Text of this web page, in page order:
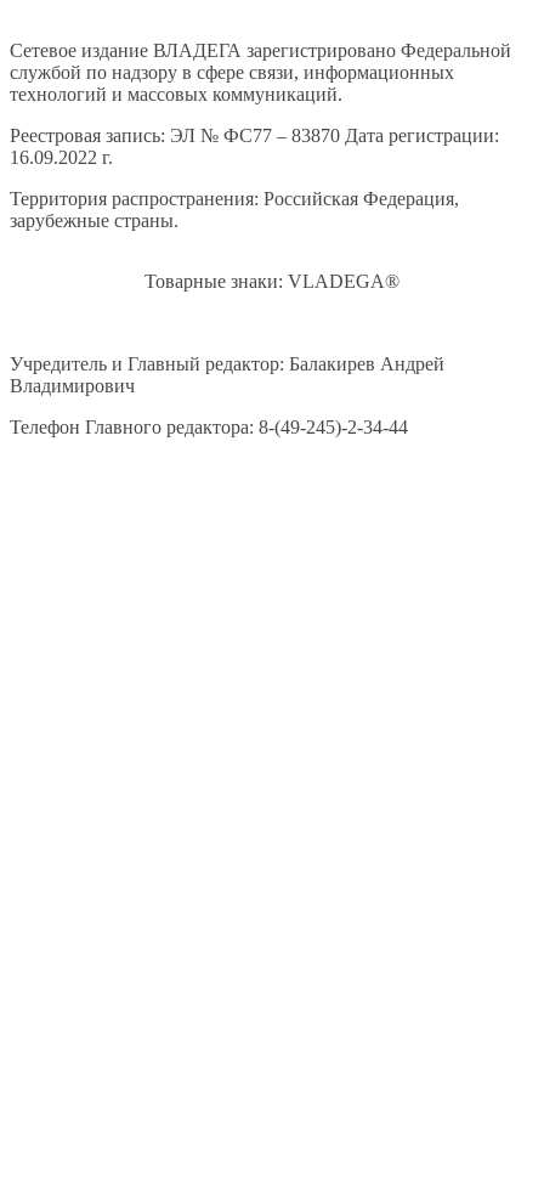
Сетевое издание ВЛАДЕГА зарегистрировано Федеральной
службой по надзору в сфере связи, информационных
технологий и массовых коммуникаций.
Реестровая запись: ЭЛ № ФС77 – 83870 Дата регистрации:
16.09.2022 г.
Территория распространения: Российская Федерация,
зарубежные страны.
Товарные знаки: VLADEGA®
Учредитель и Главный редактор: Балакирев Андрей
Владимирович
Телефон Главного редактора: 8-(49-245)-2-34-44